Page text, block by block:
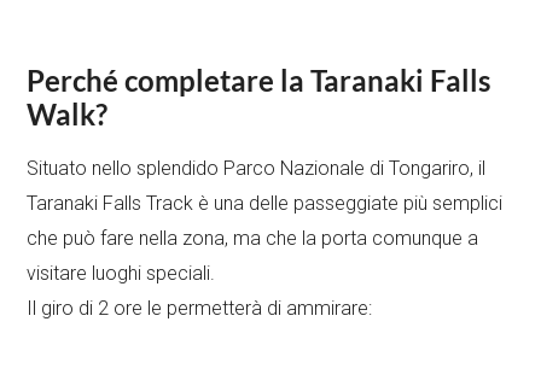
Perché completare la Taranaki Falls
Walk?
Situato nello splendido Parco Nazionale di Tongariro, il
Taranaki Falls Track è una delle passeggiate più semplici
che può fare nella zona, ma che la porta comunque a
visitare luoghi speciali.
Il giro di 2 ore le permetterà di ammirare: